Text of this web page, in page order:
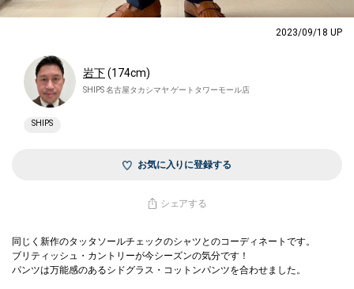
2023/09/18 UP
下(174cm)
SHIPS 名古屋タカシマヤ ゲートタワーモール店
SHIPS
お気に入りに登録する
シェアする
同じく新作のタッタソールチェックのシャツとのコーディネートです。
ブリティッシュ・カントリーが今シーズンの気分です！
パンツは万能感のあるシドグラス・コットンパンツを合わせました。